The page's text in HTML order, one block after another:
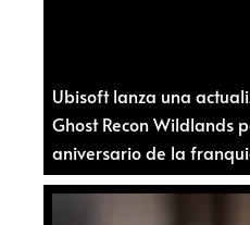
Ubisoft lanza una
Ghost Recon Wildlands
aniversario de la